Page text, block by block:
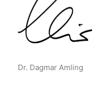
Dr. Dagmar Amling